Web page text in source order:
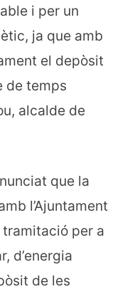
i per un
ja que amb
el depòsit
de temps
alcalde de
que la
l’Ajuntament
per a
d’energia
de les